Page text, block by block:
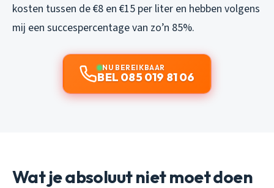
kosten tussen de €8 en €15 per liter en hebben volgens
mij een succespercentage van zo’n 85%.
NU BEREIKBAAR
BEL 085 019 81 06
Wat je absoluut niet moet doen